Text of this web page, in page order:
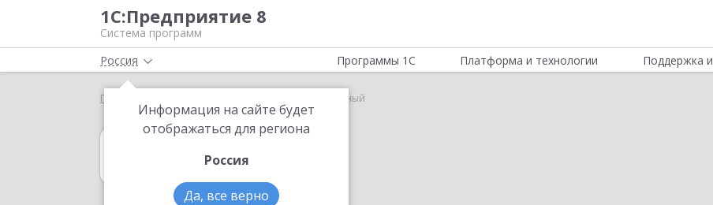
1С:Предприятие 8
Система программ
Россия
Информация на сайте будет
отображаться для региона
Россия
Да, все верно
Программы 1С Платформа и технологии Поддержка
Главная Радужный
1С:Гаражи
в Радужном